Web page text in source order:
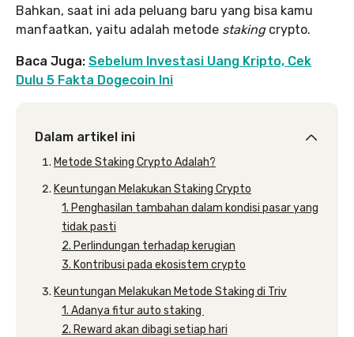
Bahkan, saat ini ada peluang baru yang bisa kamu
manfaatkan, yaitu adalah metode stakingcrypto.
Baca Juga: Sebelum Investasi Uang Kripto, Cek
Dulu 5 Fakta Dogecoin Ini
Dalam artikel ini
Metode Staking Crypto Adalah?
Keuntungan Melakukan Staking Crypto
1. Penghasilan tambahan dalam kondisi pasar yang
tidak pasti
2. Perlindungan terhadap kerugian
3. Kontribusi pada ekosistem crypto
Keuntungan Melakukan Metode Staking di Triv
1. Adanya fitur auto staking
2. Reward akan dibagi setiap hari